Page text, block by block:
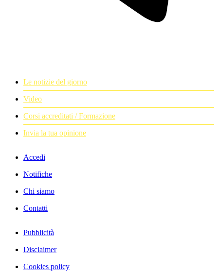
Le notizie del giorno
Video
Corsi accreditati / Formazione
Invia la tua opinione
Accedi
Notifiche
Chi siamo
Contatti
Pubblicità
Disclaimer
Cookies policy